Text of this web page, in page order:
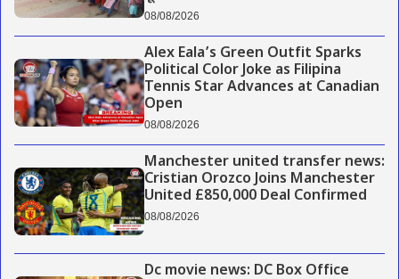
08/08/2026
Alex Eala’s Green Outfit Sparks
Political Color Joke as Filipina
Tennis Star Advances at Canadian
Open
08/08/2026
Manchester united transfer news:
Cristian Orozco Joins Manchester
United £850,000 Deal Confirmed
08/08/2026
Dc movie news: DC Box Office